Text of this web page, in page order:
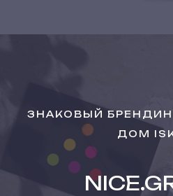
ЗНАКОВЫЙ
ДОМ